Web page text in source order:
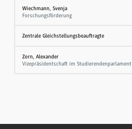
Wiechmann, Svenja
Forschungsförderung
Zentrale Gleichstellungsbeauftragte
Zorn, Alexander
Vizepräsidentschaft im Studierendenparlament